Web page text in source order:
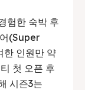
험한 숙박 후
(Super
한 인원만 약
첫 오픈 후
시즌3는